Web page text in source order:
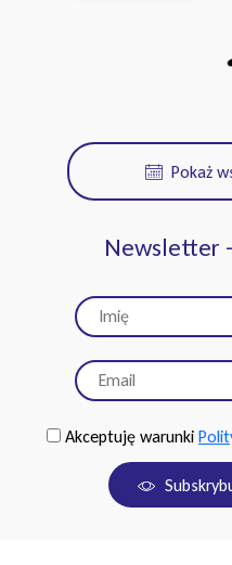
Pokaż
Newsletter
Akceptuję warunki